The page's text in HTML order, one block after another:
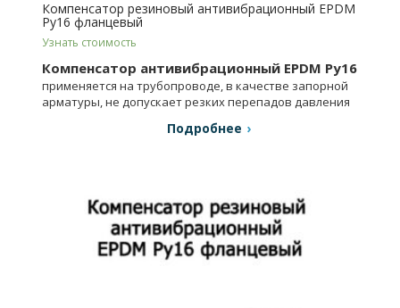
Компенсатор резиновый антивибрационный EPDM
Ру16 фланцевый
Узнать стоимость
Компенсатор антивибрационный EPDM Ру16
применяется на трубопроводе, в качестве запорной
арматуры, не допускает резких перепадов давления
Подробнее